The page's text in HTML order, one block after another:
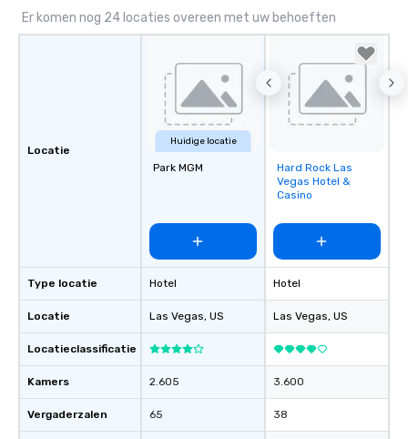
Er komen nog 24 locaties overeen met uw behoeften
Locatie
Type locatie
Locatie
Locatieclassificatie
Kamers
Vergaderzalen
Huidige locatie
Park MGM
Hotel
Las Vegas, US
2.605
65
Removed from
favorites
Hard Rock Las
Vegas Hotel &
Casino
Hotel
Las Vegas, US
3.600
38